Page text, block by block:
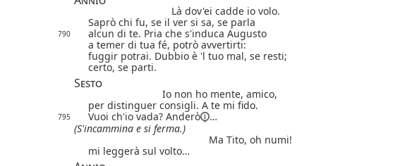
Là dov'ei cadde io volo.
Saprò chi fu, se il ver si sa, se parla
790 alcun di te. Pria che s'induca Augusto
a temer di tua fé, potrò avvertirti:
fuggir potrai. Dubbio è 'l tuo mal, se resti;
certo, se parti.
Sesto
Io non ho mente, amico,
per distinguer consigli. A te mi fido.
795 Vuoi ch'io vada? Anderò …
(S'incammina e si ferma.)
Ma Tito, oh numi!
mi leggerà sul volto…